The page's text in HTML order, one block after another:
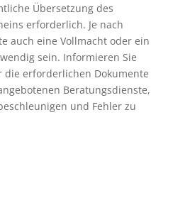
Übersetzung des
erforderlich. Je nach
auch eine Vollmacht oder ein
sein. Informieren Sie
die erforderlichen Dokumente
Beratungsdienste,
und Fehler zu